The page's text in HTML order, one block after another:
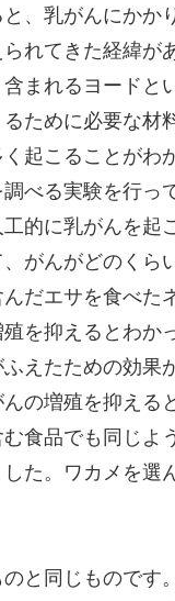
、乳がんにかか
れてきた経緯が
まれるヨードと
ために必要な材
起こることがわ
べる実験を行っ
的に乳がんを起
がんがどのく
だエサを食べた
を抑えるとわか
えたための効果
の増殖を抑える
食品でも同じ
た。ワカメを選
と同じものです